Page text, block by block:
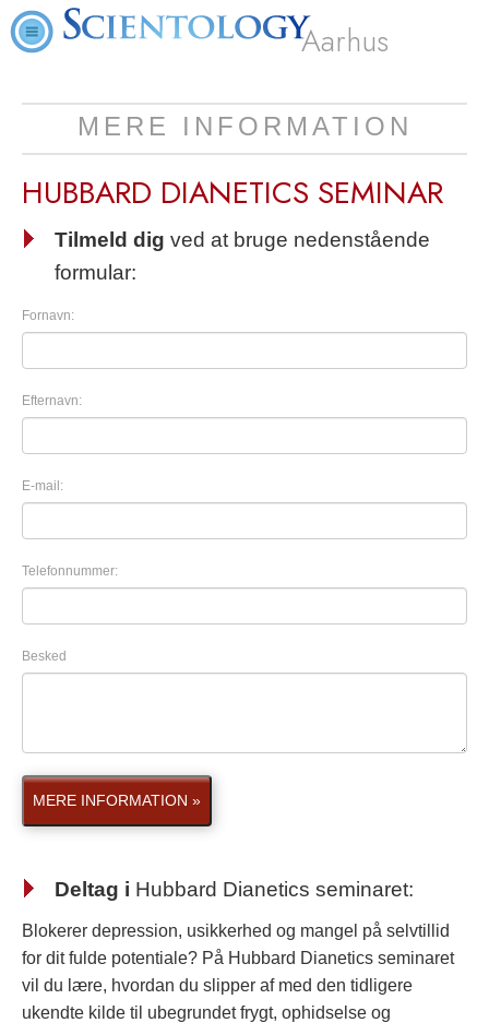
Aarhus
MERE INFORMATION
HUBBARD DIANETICS SEMINAR
Tilmeld dig ved at bruge nedenstående
formular:
Fornavn:
Efternavn:
E-mail:
Telefonnummer:
Besked
MERE INFORMATION »
Deltag i Hubbard Dianetics seminaret:
Blokerer depression, usikkerhed og mangel på selvtillid
for dit fulde potentiale? På Hubbard Dianetics seminaret
vil du lære, hvordan du slipper af med den tidligere
ukendte kilde til ubegrundet frygt, ophidselse og